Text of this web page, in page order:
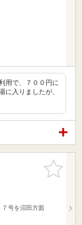
用で、７００円に
に入りましたが、
お気に入
りに追加
７号を沼田方面